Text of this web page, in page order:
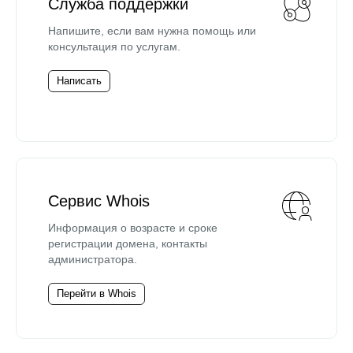
Служба поддержки
Напишите, если вам нужна помощь или
консультация по услугам.
Написать
Сервис Whois
Информация о возрасте и сроке
регистрации домена, контакты
администратора.
Перейти в Whois